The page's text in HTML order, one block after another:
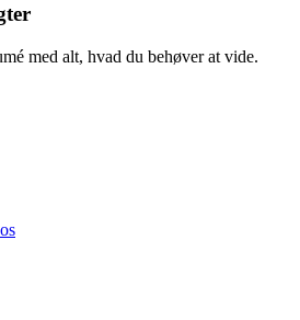
med alt, hvad du behøver at vide.